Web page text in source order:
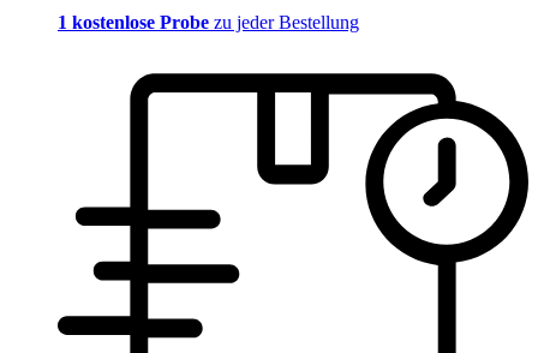
1 kostenlose Probe zu jeder Bestellung